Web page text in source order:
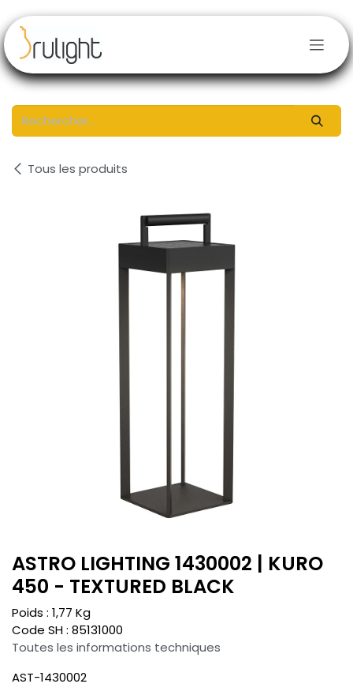
Tous les produits
ASTRO LIGHTING 1430002 | KURO
450 - TEXTURED BLACK
Poids : 1,77 Kg
Code SH : 85131000
Toutes les informations techniques
AST-1430002